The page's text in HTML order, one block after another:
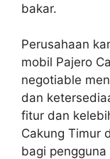
bakar.
Perusahaan
mobil Pajero
negotiable
dan
fitur dan
Cakung Timur
bagi